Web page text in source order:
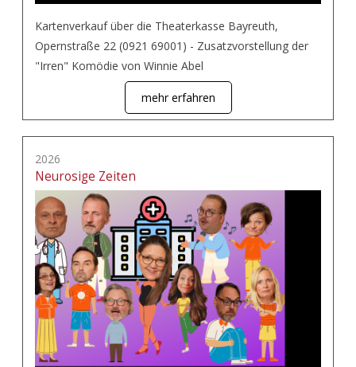
Kartenverkauf über die Theaterkasse Bayreuth,
Opernstraße 22 (0921 69001) - Zusatzvorstellung der
"Irren" Komödie von Winnie Abel
mehr erfahren
2026
Neurosige Zeiten